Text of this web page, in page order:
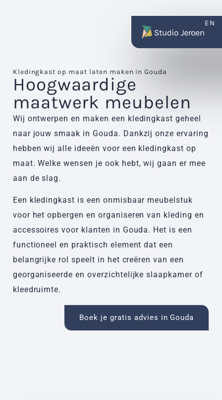
EN
Kledingkastop maat laten maken in Gouda
Hoogwaardige
maatwerk meubelen
Wij ontwerpen en maken een kledingkast geheel
naar jouw smaak in Gouda. Dankzij onze ervaring
hebben wij alle ideeën voor een kledingkast op
maat. Welke wensen je ook hebt, wij gaan er mee
aan de slag.
Een kledingkast is een onmisbaar meubelstuk
voor het opbergen en organiseren van kleding en
accessoires voor klanten in Gouda. Het is een
functioneel en praktisch element dat een
belangrijke rol speelt in het creëren van een
georganiseerde en overzichtelijke slaapkamer of
kleedruimte.
Boek je gratis advies in Gouda